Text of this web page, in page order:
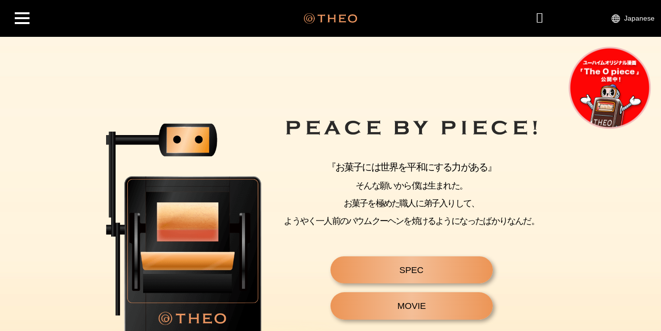
Japanese
『お菓子には世界を平和にする力がある』
そんな願いから僕は生まれた。
お菓子を極めた職人に弟子入りして、
ようやく一人前のバウムクーヘンを焼けるようになったばかりなんだ。
SPEC
MOVIE